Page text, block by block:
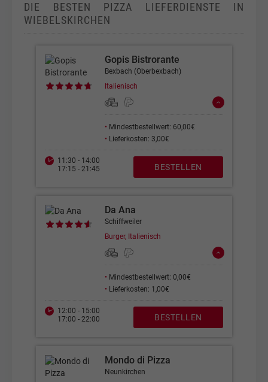
DIE BESTEN PIZZA LIEFERDIENSTE IN
WIEBELSKIRCHEN
Gopis Bistrorante
Bexbach (Oberbexbach)
Italienisch
• Mindestbestellwert: 60,00€
• Lieferkosten: 3,00€
11:30 - 14:00
17:15 - 21:45
BESTELLEN
Da Ana
Schiffweiler
Burger, Italienisch
• Mindestbestellwert: 0,00€
• Lieferkosten: 1,00€
12:00 - 15:00
17:00 - 22:00
BESTELLEN
Mondo di Pizza
Neunkirchen